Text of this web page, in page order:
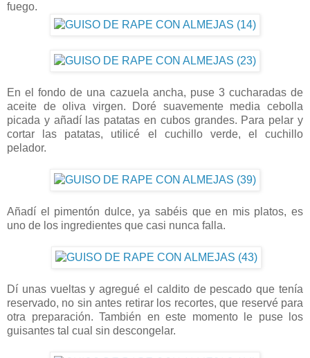
fuego.
En el fondo de una cazuela ancha, puse 3 cucharadas de
aceite de oliva virgen. Doré suavemente media cebolla
picada y añadí las patatas en cubos grandes. Para pelar y
cortar las patatas, utilicé el cuchillo verde, el cuchillo
pelador.
Añadí el pimentón dulce, ya sabéis que en mis platos, es
uno de los ingredientes que casi nunca falla.
Dí unas vueltas y agregué el caldito de pescado que tenía
reservado, no sin antes retirar los recortes, que reservé para
otra preparación. También en este momento le puse los
guisantes tal cual sin descongelar.